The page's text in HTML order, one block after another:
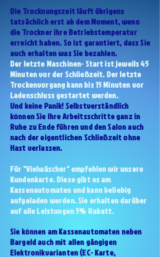
Die Trocknungszeit läuft übrigens
tatsächlich erst ab dem Moment, wenn
die Trockner ihre Betriebstemperatur
erreicht haben. So ist garantiert, dass Sie
auch erhalten was Sie bezahlen.
Der letzte Maschinen- Start ist jeweils 45
Minuten vor der Schließzeit. Der letzte
Trockenvorgang kann bis 15 Minuten vor
Ladenschluss gestartet werden.
Und keine Panik! Selbstverständlich
können Sie Ihre Arbeitsschritte ganz in
Ruhe zu Ende führen und den Salon auch
nach der eigentlichen Schließzeit ohne
Hast verlassen.
Für "Vielwäscher" empfehlen wir unsere
Kundenkarte. Diese gibt es am
Kassenautomaten und kann beliebig
aufgeladen werden. Sie erhalten darüber
auf alle Leistungen 5% Rabatt.
Sie können am Kassenautomaten neben
Bargeld auch mit allen gängigen
Elektronikvarianten (EC- Karte,